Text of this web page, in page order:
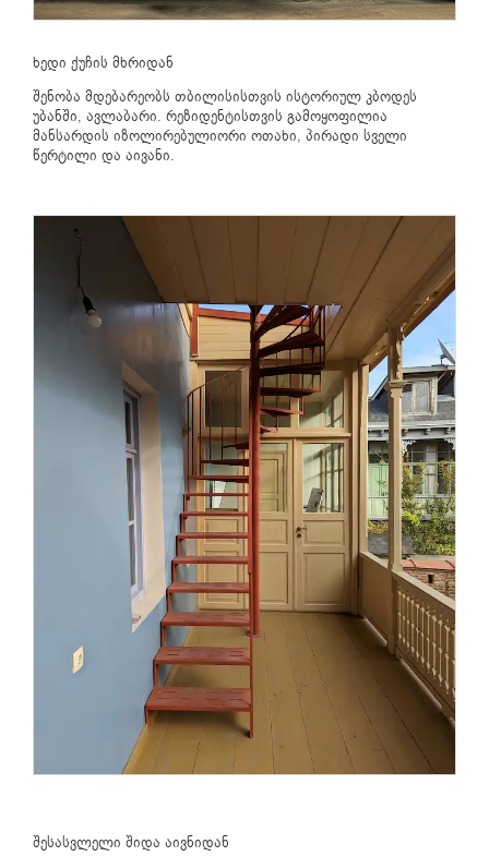
ხედი ქუჩის მხრიდან
შენობა მდებარეობს თბილისისთვის ისტორიულ კბოდეს
უბანში, ავლაბარი. რეზიდენტისთვის გამოყოფილია
მანსარდის იზოლირებულიორი ოთახი, პირადი სველი
წერტილი და აივანი.
შესასვლელი შიდა აივნიდან